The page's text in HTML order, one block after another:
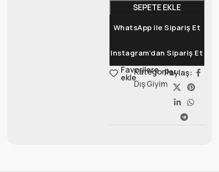
SEPETE EKLE
WhatsApp ile Sipariş Et
Instagram’dan Sipariş Et
Favorilere
ekle
Kategoriler:
Dış Giyim
Paylaş: